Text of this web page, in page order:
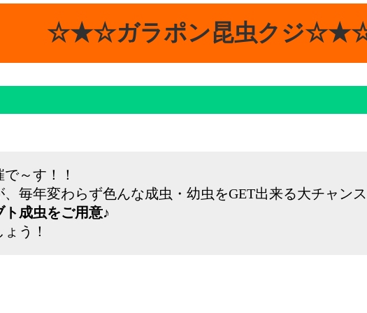
☆★☆ガラポン昆虫クジ
～す！！
毎年変わらず色んな成虫・幼虫をGET出来る大チャンス
成虫をご用意♪
う！